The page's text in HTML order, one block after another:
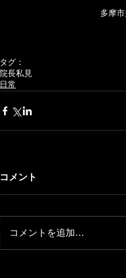
多摩市多摩センタ
タグ：
院長私見
日常
コメント
コメントを追加…